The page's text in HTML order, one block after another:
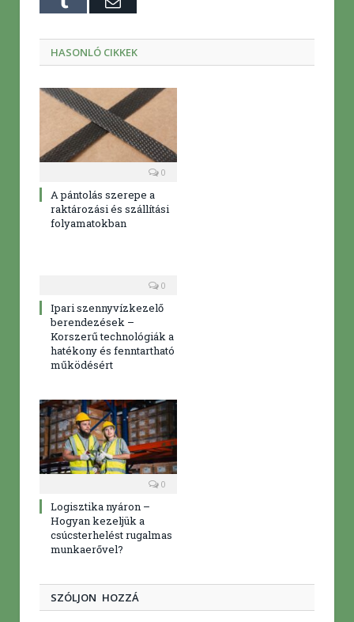
HASONLÓ CIKKEK
0
A pántolás szerepe a
raktározási és szállítási
folyamatokban
0
Ipari szennyvízkezelő
berendezések –
Korszerű technológiák a
hatékony és fenntartható
működésért
0
Logisztika nyáron –
Hogyan kezeljük a
csúcsterhelést rugalmas
munkaerővel?
SZÓLJON HOZZÁ